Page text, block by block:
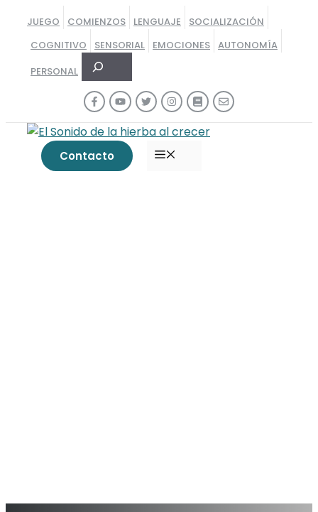
contenido
JUEGO COMIENZOS LENGUAJE
SOCIALIZACIÓN
COGNITIVO
SENSORIAL EMOCIONES AUTONOMÍA
PERSONAL
Buscar
Contacto